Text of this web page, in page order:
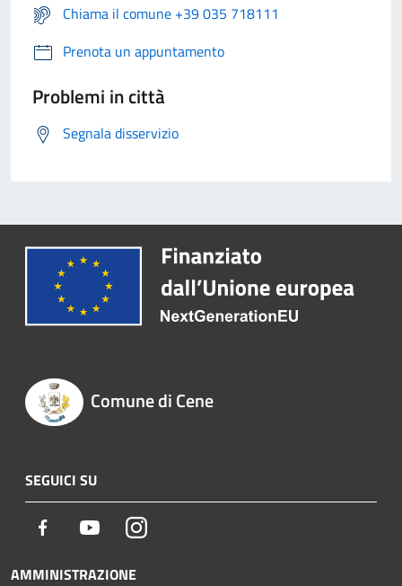
Chiama il comune +39 035 718111
Prenota un appuntamento
Problemi in città
Segnala disservizio
Comune di Cene
SEGUICI SU
Facebook YoutubeInstagram
AMMINISTRAZIONE